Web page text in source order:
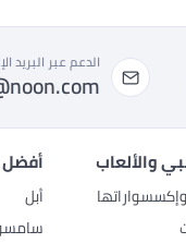
الدعم عبر البريد
والألعاب أفضل
أبل